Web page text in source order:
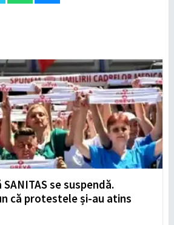
se suspendă.
că protestele și-au atins